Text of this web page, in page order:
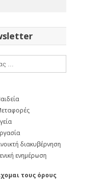
διακυβέρνηση
ενημέρωση
τους όρους